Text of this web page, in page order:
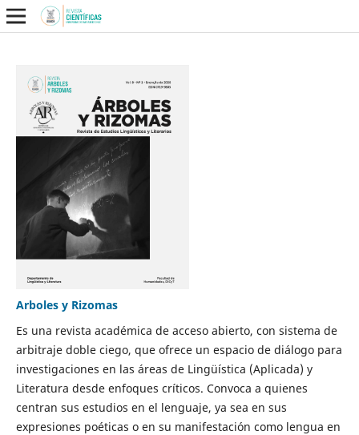
Arboles y Rizomas
Es una revista académica de acceso abierto, con sistema de
arbitraje doble ciego, que ofrece un espacio de diálogo para
investigaciones en las áreas de Lingüística (Aplicada) y
Literatura desde enfoques críticos. Convoca a quienes
centran sus estudios en el lenguaje, ya sea en sus
expresiones poéticas o en su manifestación como lengua en